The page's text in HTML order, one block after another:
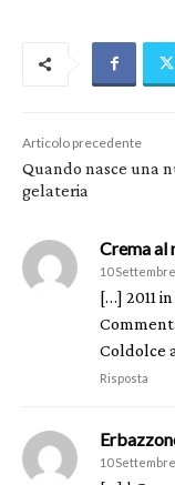
Articolo precedente
Quando nasce una
gelateria
Crema al
10
[…] 2011
Coldolce
Risposta
10